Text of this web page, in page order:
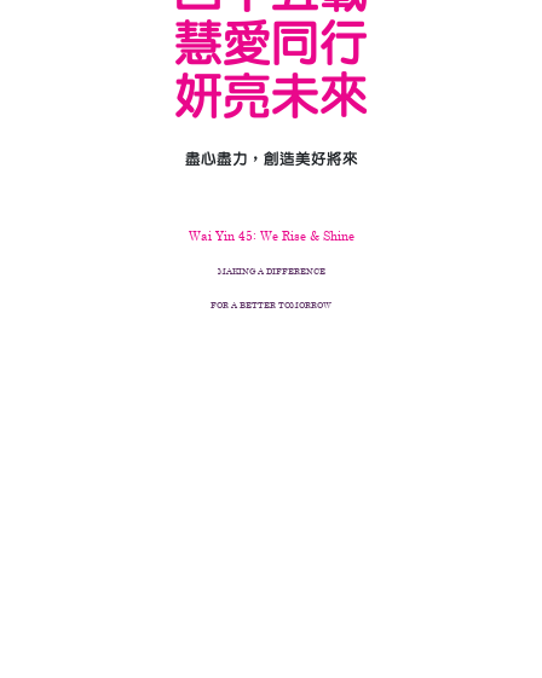
慧愛同行
妍亮未來
盡心盡力，創造美好將來
Wai Yin 45: We Rise & Shine
MAKING A DIFFERENCE
FOR A BETTER TOMORROW